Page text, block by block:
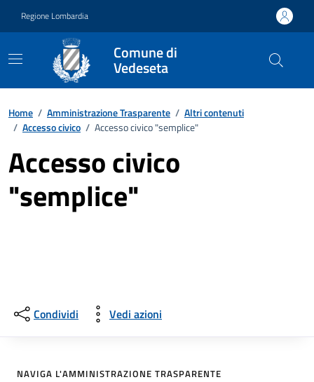
Regione Lombardia
Comune di
Vedeseta
Home / Amministrazione Trasparente / Altri contenuti
/ Accesso civico / Accesso civico "semplice"
Accesso civico
"semplice"
Condividi Vedi azioni
NAVIGA L'AMMINISTRAZIONE TRASPARENTE